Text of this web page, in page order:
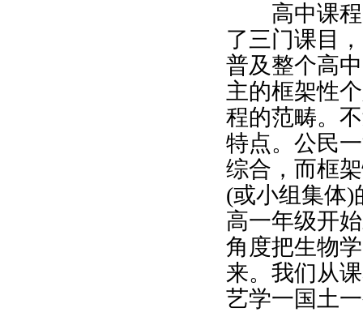
高中课程
了三门课目
普及整个高
主的框架性
程的范畴。
特点。公民
综合，而框
(或小组集体)
高一年级开
角度把生物
来。我们从
艺学一国土